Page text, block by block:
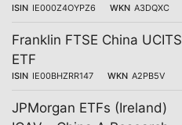
ISIN IE000Z4OYPZ6 WKN A3DQXC
Franklin FTSE China UCITS
ETF
ISIN IE00BHZRR147 WKN A2PB5V
JPMorgan ETFs (Ireland)